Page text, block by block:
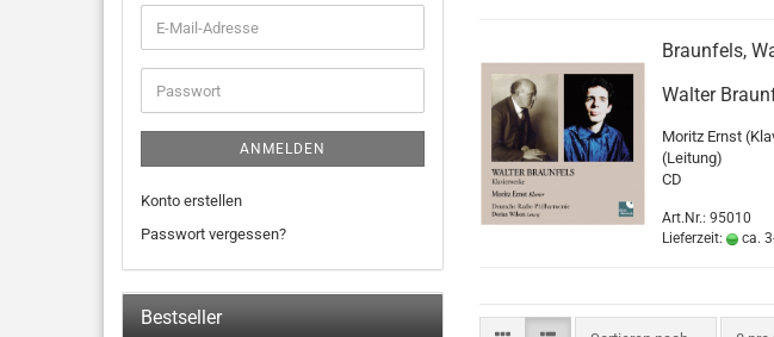
Braunfels,
Walter
Moritz Ernst
(Leitung)
CD
Art.Nr.: 95010
Lieferzeit:
ca.
ANMELDEN
Konto erstellen
Passwort vergessen?
Bestseller